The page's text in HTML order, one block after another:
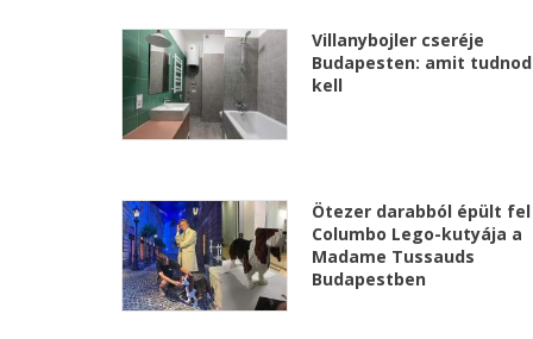
Villanybojler cseréje
Budapesten: amit tudnod
kell
Ötezer darabból épült fel
Columbo Lego-kutyája a
Madame Tussauds
Budapestben